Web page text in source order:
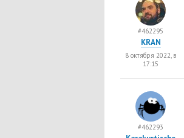
#462295
KRAN
8 октября 2022, в
17:15
#462293